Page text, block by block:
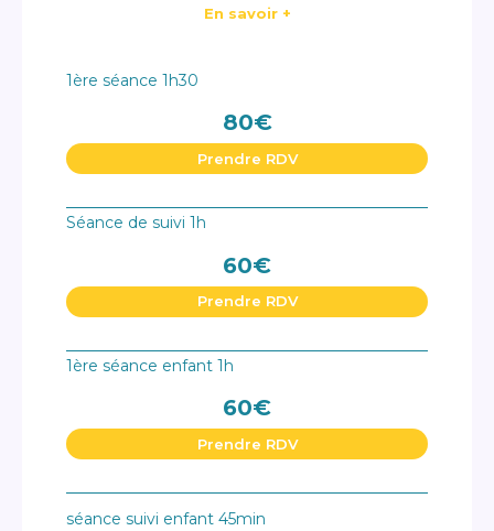
En savoir +
1ère séance 1h30
80€
Prendre RDV
Séance de suivi 1h
60€
Prendre RDV
1ère séance enfant 1h
60€
Prendre RDV
séance suivi enfant 45min